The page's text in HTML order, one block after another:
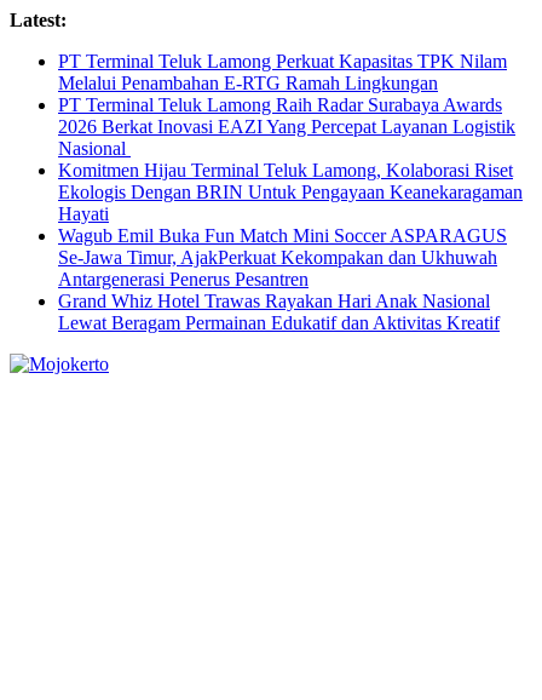
Skip
content
Latest:
PT Terminal Teluk Lamong Perkuat Kapasitas TPK Nilam
Melalui Penambahan E-RTG Ramah Lingkungan
PT Terminal Teluk Lamong Raih Radar Surabaya Awards
2026 Berkat Inovasi EAZI Yang Percepat Layanan Logistik
Nasional
Komitmen Hijau Terminal Teluk Lamong, Kolaborasi Riset
Ekologis Dengan BRIN Untuk Pengayaan Keanekaragaman
Hayati
Wagub Emil Buka Fun Match Mini Soccer ASPARAGUS
Se-Jawa Timur, AjakPerkuat Kekompakan dan Ukhuwah
Antargenerasi Penerus Pesantren
Grand Whiz Hotel Trawas Rayakan Hari Anak Nasional
Lewat Beragam Permainan Edukatif dan Aktivitas Kreatif